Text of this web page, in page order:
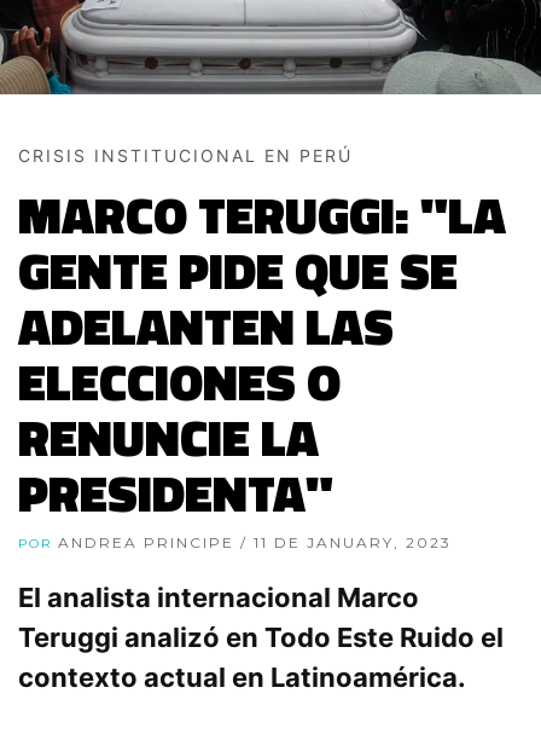
CRISIS INSTITUCIONAL EN PERÚ
MARCO TERUGGI: "LA
GENTE PIDE QUE SE
ADELANTEN LAS
ELECCIONES O
RENUNCIE LA
PRESIDENTA"
POR ANDREA PRINCIPE / 11 DE JANUARY, 2023
El analista internacional Marco
Teruggi analizó en Todo Este Ruido el
contexto actual en Latinoamérica.